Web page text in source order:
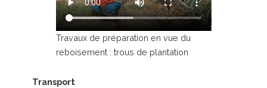
Travaux de préparation en vue du
reboisement : trous de plantation
Transport